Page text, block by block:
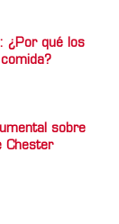
¿Por qué los
sobre
Chester